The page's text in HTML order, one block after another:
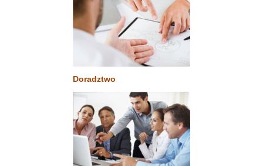
Doradztwo